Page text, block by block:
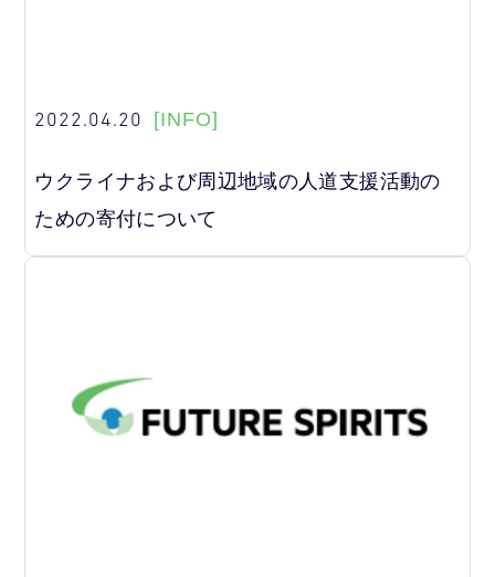
2022.04.20 [INFO]
ウクライナおよび周辺地域の人道支援活動の
ための寄付について